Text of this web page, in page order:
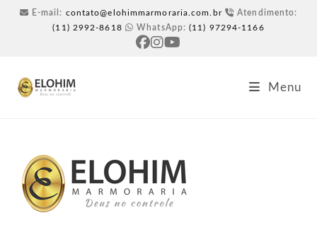
E-mail: contato@elohimmarmoraria.com.br
Atendimento:
(11) 2992-8618
WhatsApp: (11) 97294-1166
Menu